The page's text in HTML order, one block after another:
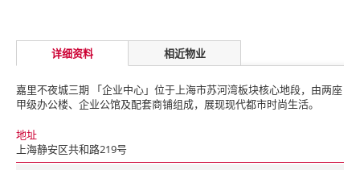
详细资料 相近物业
嘉里不夜城三期 「企业中心」位于上海市苏河湾板块核心地段，由两座
甲级办公楼、企业公馆及配套商铺组成，展现现代都市时尚生活。
地址
上海静安区共和路219号